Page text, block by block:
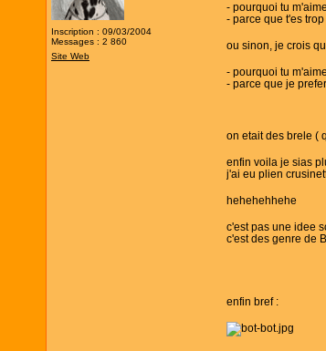
Inscription : 09/03/2004
Messages : 2 860
Site Web
- pourquoi tu
- parce que t'es
ou sinon, je crois
- pourquoi tu
- parce que je
on etait des brele (
enfin voila je sias
j'ai eu plien
hehehehhehe
c'est pas une idee
c'est des genre de
enfin bref :